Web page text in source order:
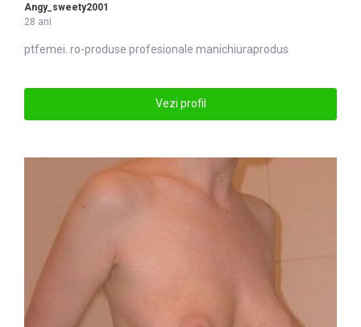
Angy_sweety2001
28 ani
ptfemei. ro-produse profesionale manichiuraprodus
Vezi profil